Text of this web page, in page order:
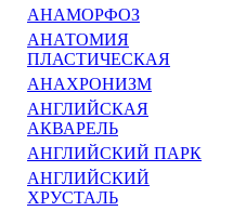
АНАМОРФОЗ
АНАТОМИЯ
ПЛАСТИЧЕСКАЯ
АНАХРОНИЗМ
АНГЛИЙСКАЯ
АКВАРЕЛЬ
АНГЛИЙСКИЙ ПАРК
АНГЛИЙСКИЙ
ХРУСТАЛЬ